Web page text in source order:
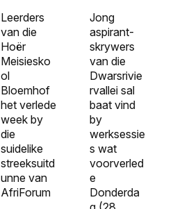
Leerders
van die
Hoër
Meisiesko
ol
Bloemhof
het verlede
week by
die
suidelike
streeksuitd
unne van
AfriForum
Jong
aspirant-
skrywers
van die
Dwarsrivie
rvallei sal
baat vind
by
werksessie
s wat
voorverled
e
Donderda